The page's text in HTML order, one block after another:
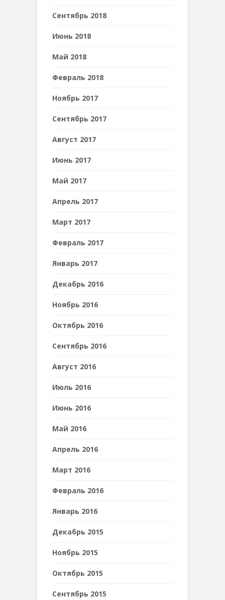
Сентябрь 2018
Июнь 2018
Май 2018
Февраль 2018
Ноябрь 2017
Сентябрь 2017
Август 2017
Июнь 2017
Май 2017
Апрель 2017
Март 2017
Февраль 2017
Январь 2017
Декабрь 2016
Ноябрь 2016
Октябрь 2016
Сентябрь 2016
Август 2016
Июль 2016
Июнь 2016
Май 2016
Апрель 2016
Март 2016
Февраль 2016
Январь 2016
Декабрь 2015
Ноябрь 2015
Октябрь 2015
Сентябрь 2015